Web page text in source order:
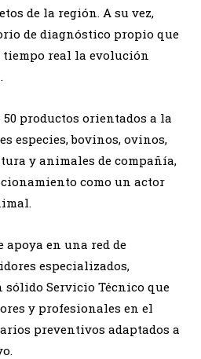
de la región. A su vez,
de diagnóstico propio que
real la evolución
50 productos orientados a la
especies, bovinos, ovinos,
y animales de compañía,
como un actor
apoya en una red de
especializados,
sólido Servicio Técnico que
y profesionales en el
preventivos adaptados a